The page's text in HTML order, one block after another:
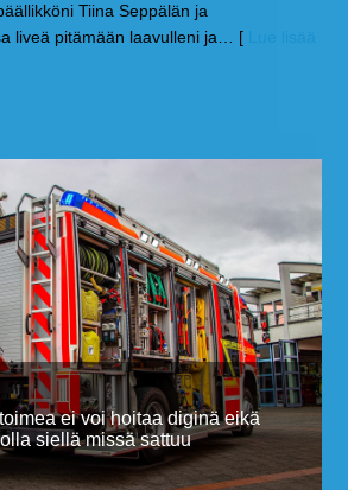
Tiina Seppälän ja
liveä pitämään laavulleni ja … [
ei voi hoitaa diginä eikä
siellä missä sattuu